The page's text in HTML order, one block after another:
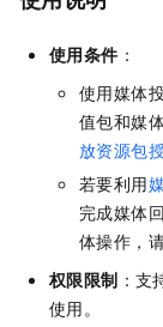
使用条件 ：
使用媒体
值包和媒
放资源包
若要利用
完成媒体
体操作，
权限限制 ：
使用。